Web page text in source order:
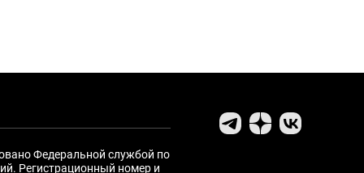
Федеральной службой по
Регистрационный номер и